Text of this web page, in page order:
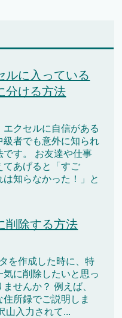
ルに入っている
分ける方法
エクセルに自信がある
級者でも意外に知られ
です。 お友達や仕事
てあげると「すご
は知らなかった！」と
削除する方法
を作成した時に、特
気に削除したいと思っ
せんか？ 例えば、
所録でご説明しま
山入力されて...